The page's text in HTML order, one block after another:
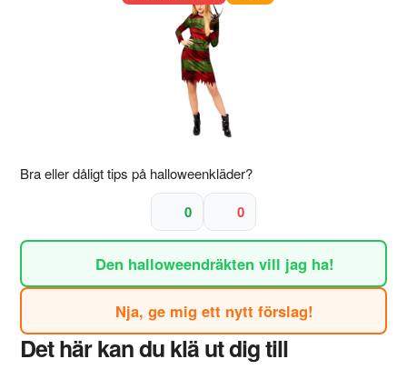
Bra eller dåligt tips på halloweenkläder?
0 0
Den halloweendräkten vill jag ha!
Nja, ge mig ett nytt förslag!
Det här kan du klä ut dig till